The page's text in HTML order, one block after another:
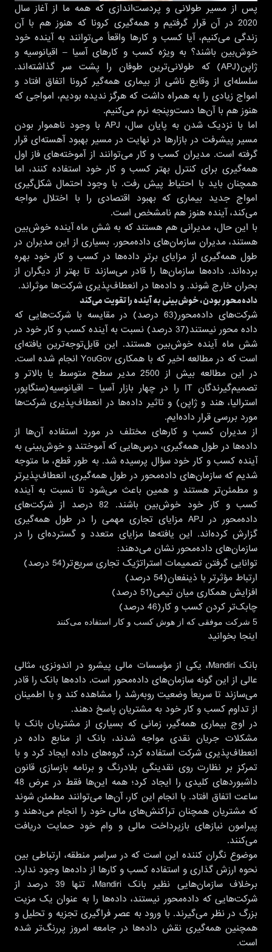
پس از مسیر طولانی و پردست‌اندازی که همه ما از آغاز سال
2020 در آن قرار گرفتیم و همه‌گیری کرونا که هنوز هم با آن
زندگی می‌کنیم، آیا کسب و کارها واقعاً می‌توانند به آینده خود
خوش‌بین باشند؟ به ویژه کسب و کارهای آسیا – اقیانوسیه و
ژاپن(APJ) که طولانی‌ترین طوفان را پشت سر گذاشته‌اند.
سلسله‌ای از وقایع ناشی از بیماری همه‌گیر کرونا اتفاق افتاد و
امواج زیادی را به همراه داشت که هرگز ندیده بودیم، امواجی که
هنوز هم با آن‌ها دست‌وپنجه نرم می‌کنیم.
اما با نزدیک شدن به پایان سال، APJ با وجود ناهموار بودن
مسیر پیشرفت در بازارها در نهایت در مسیر بهبود آهسته‌ای قرار
گرفته است. مدیران کسب و کار می‌توانند از آموخته‌های فاز اول
همه‌گیری برای کنترل بهتر کسب و کار خود استفاده کنند، اما
همچنان باید با احتیاط پیش رفت. با وجود احتمال شکل‌گیری
امواج جدید بیماری که بهبود اقتصادی را با اختلال مواجه
می‌کند، آینده هنوز هم نامشخص است.
با این حال، مدیرانی هم هستند که به شش ماه آینده خوش‌بین
هستند، مدیران سازمان‌های داده‌محور. بسیاری از این مدیران در
طول همه‌گیری از مزایای برتر داده‌ها در کسب و کار خود بهره
برده‌اند. داده‌ها سازمان‌ها را قادر می‌سازند تا بهتر از دیگران از
بحران خارج شوند. و داده‌ها در انعطاف‌پذیری شرکت‌‌ها موثراند.
داده‌محور بودن، خوش‌بینی به آینده را تقویت می‌کند
شرکت‌های داده‌محور(63 درصد) در مقایسه با شرکت‌هایی که
داده محور نیستند(37 درصد) نسبت به آینده کسب و کار خود در
شش ماه آینده خوش‌بین هستند. این قابل‌توجه‌ترین یافته‌ای
است که در مطالعه اخیر که با همکاری YouGov انجام شده است.
در این مطالعه بیش از 2500 مدیر سطح متوسط یا بالاتر و
تصمیم‌گیرندگان IT را در چهار بازار آسیا – اقیانوسیه(سنگاپور،
استرالیا، هند و ژاپن) و تاثیر داده‌ها در انعطاف‌پذیری شرکت‌‌ها
مورد بررسی قرار داده‌ایم.
از مدیران کسب و کارهای مختلف در مورد استفاده آن‌ها از
داده‌ها در طول همه‌گیری، درس‌هایی که آموختند و خوش‌بینی به
آینده کسب و کار خود سؤال پرسیده شد. به طور قطع، ما متوجه
شدیم که سازمان‌های داده‌محور در طول همه‌گیری، انعطاف‌پذیرتر
و مطمئن‌تر هستند و همین باعث می‌شود تا نسبت به آینده
کسب و کار خود خوش‌بین باشند. 82 درصد از شرکت‌های
داده‌محور در APJ مزایای تجاری مهمی را در طول همه‌گیری
گزارش کرده‌اند. این یافته‌ها مزایای متعدد و گسترده‌ای را در
سازمان‌های داده‌محور نشان می‌دهند:
توانایی گرفتن تصمیمات استراتژیک تجاری سریع‌تر(54 درصد)
ارتباط مؤثرتر با ذینفعان(54 درصد)
افزایش همکاری میان تیمی(51 درصد)
چابک‌تر کردن کسب و کار(46 درصد)
5 شرکت موفقی که از هوش کسب و کار استفاده می‌کنند
اینجا بخوانید
بانک Mandiri، یکی از مؤسسات مالی پیشرو در اندونزی، مثالی
عالی از این گونه سازمان‌های داده‌محور است. داده‌ها بانک را قادر
می‌سازند تا سریعاً وضعیت روبه‌رشد را مشاهده کند و با اطمینان
از تداوم کسب و کار خود به مشتریان پاسخ دهند.
در اوج بیماری همه‌گیر، زمانی که بسیاری از مشتریان بانک با
مشکلات جریان نقدی مواجه شدند، بانک از منابع داده در
انعطاف‌پذیری شرکت‌ استفاده کرد، گروه‌های داده ایجاد کرد و با
تمرکز بر نظارت روی نقدینگی بلادرنگ و برنامه بازسازی قانون
داشبوردهای کلیدی را ایجاد کرد؛ همه این‌ها فقط در عرض 48
ساعت اتفاق افتاد. با انجام این کار، آن‌ها می‌توانند مطمئن شوند
که مشتریان همچنان تراکنش‌های مالی خود را انجام می‌دهند و
پیرامون نیازهای بازپرداخت مالی و وام خود حمایت دریافت
می‌کنند.
موضوع نگران کننده این است که در سراسر منطقه، ارتباطی بین
نحوه ارزش گذاری و استفاده کسب و کارها از داده‌ها وجود ندارد.
برخلاف سازمان‌هایی نظیر بانک Mandiri، تنها 39 درصد از
شرکت‌هایی که داده‌محور نیستند، داده‌ها را به عنوان یک مزیت
بزرگ در نظر می‌گیرند. با ورود به عصر فراگیری تجزیه و تحلیل و
همچنین همه‌گیری نقش داده‌ها در جامعه امروز پررنگ‌تر شده
است.